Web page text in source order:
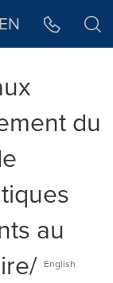
EN
du
au
English